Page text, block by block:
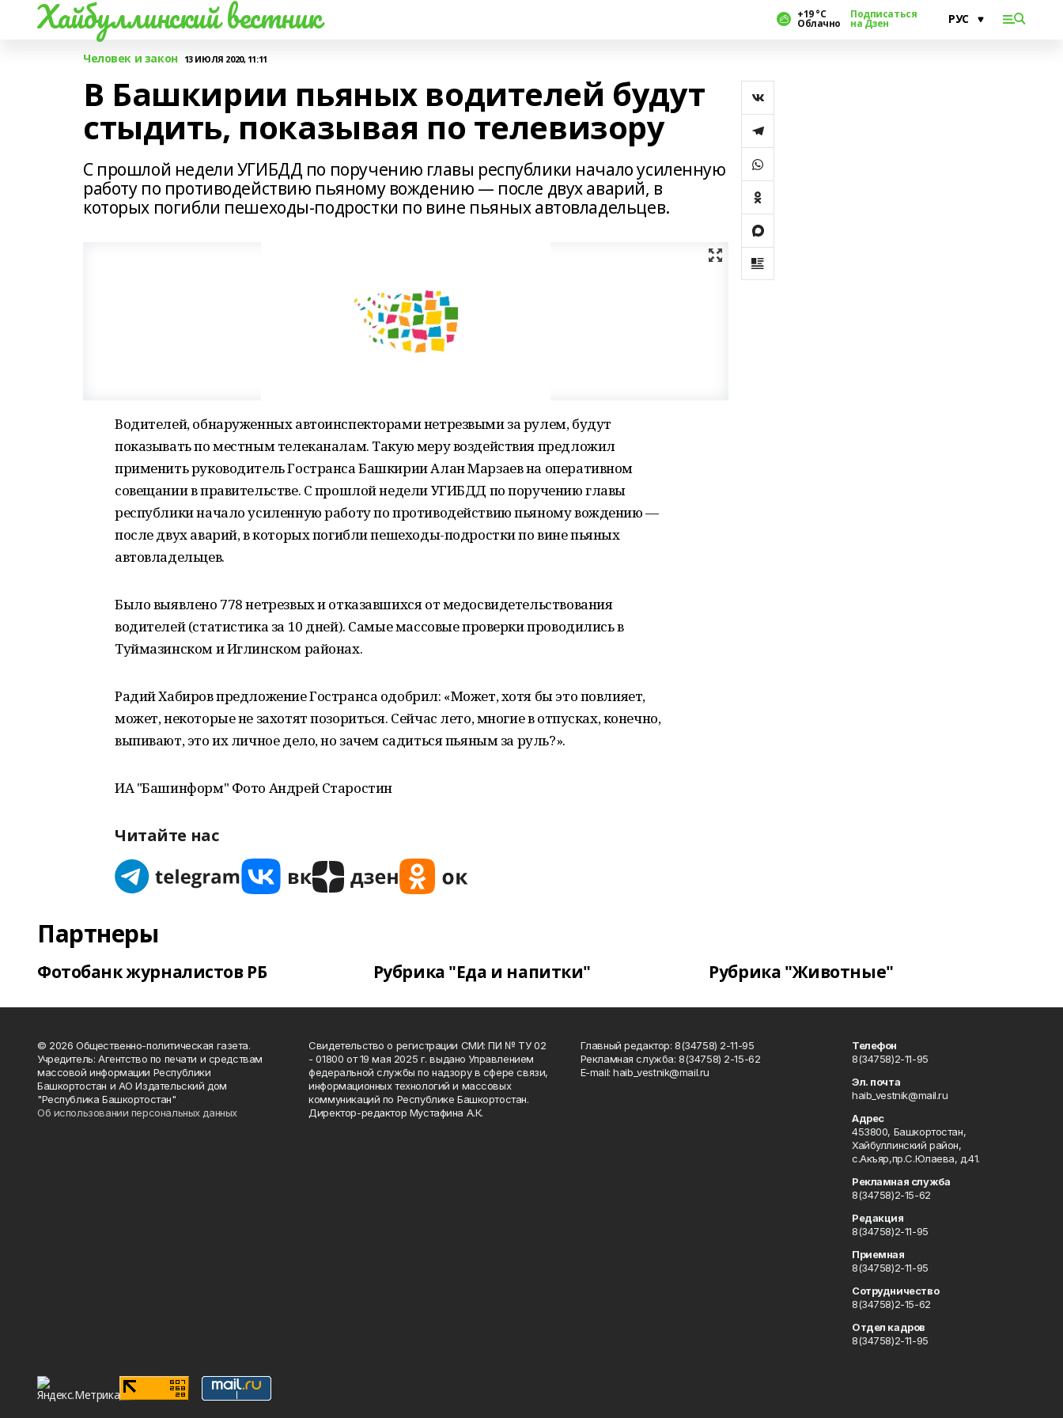
Хайбуллинский вестник +19 °С
Облачно
Подписаться
на Дзен
Человек и закон 13 ИЮЛЯ 2020, 11:11
В Башкирии пьяных водителей будут
стыдить, показывая по телевизору
С прошлой недели УГИБДД по поручению главы республики начало усиленную
работу по противодействию пьяному вождению — после двух аварий, в
которых погибли пешеходы-подростки по вине пьяных автовладельцев.
Водителей, обнаруженных автоинспекторами нетрезвыми за рулем, будут
показывать по местным телеканалам. Такую меру воздействия предложил
применить руководитель Гостранса Башкирии Алан Марзаев на оперативном
совещании в правительстве. С прошлой недели УГИБДД по поручению главы
республики начало усиленную работу по противодействию пьяному вождению —
после двух аварий, в которых погибли пешеходы-подростки по вине пьяных
автовладельцев.
Было выявлено 778 нетрезвых и отказавшихся от медосвидетельствования
водителей (статистика за 10 дней). Самые массовые проверки проводились в
Туймазинском и Иглинском районах.
Радий Хабиров предложение Гостранса одобрил: «Может, хотя бы это повлияет,
может, некоторые не захотят позориться. Сейчас лето, многие в отпусках, конечно,
выпивают, это их личное дело, но зачем садиться пьяным за руль?».
ИА "Башинформ" Фото Андрей Старостин
Читайте нас
Партнеры
Фотобанк журналистов РБ Рубрика "Еда и напитки" Рубрика "Животные"
© 2026 Общественно-политическая газета.
Учредитель: Агентство по печати и средствам
массовой информации Республики
Башкортостан и АО Издательский дом
"Республика Башкортостан"
Об использовании персональных данных
Свидетельство о регистрации СМИ: ПИ № ТУ 02
- 01800 от 19 мая 2025 г. выдано Управлением
федеральной службы по надзору в сфере связи,
информационных технологий и массовых
коммуникаций по Республике Башкортостан.
Директор-редактор Мустафина А.К.
Главный редактор: 8(34758) 2-11-95
Рекламная служба: 8(34758) 2-15-62
Е-mаil: haib_vestnik@mail.ru
Телефон
8(34758)2-11-95
Эл. почта
haib_vestnik@mail.ru
Адрес
453800, Башкортостан,
Хайбуллинский район,
с.Акъяр,пр.С.Юлаева, д.41.
Рекламная служба
8(34758)2-15-62
Редакция
8(34758)2-11-95
Приемная
8(34758)2-11-95
Сотрудничество
8(34758)2-15-62
Отдел кадров
8(34758)2-11-95